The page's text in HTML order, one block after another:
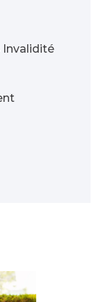
Invalidité
et la